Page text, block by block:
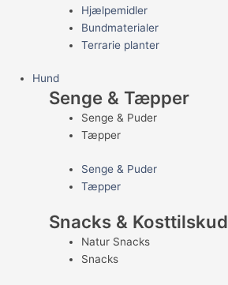
Hjælpemidler
Bundmaterialer
Terrarie planter
Hund
Senge & Tæpper
Senge & Puder
Tæpper
Senge & Puder
Tæpper
Snacks & Kosttilskud
Natur Snacks
Snacks